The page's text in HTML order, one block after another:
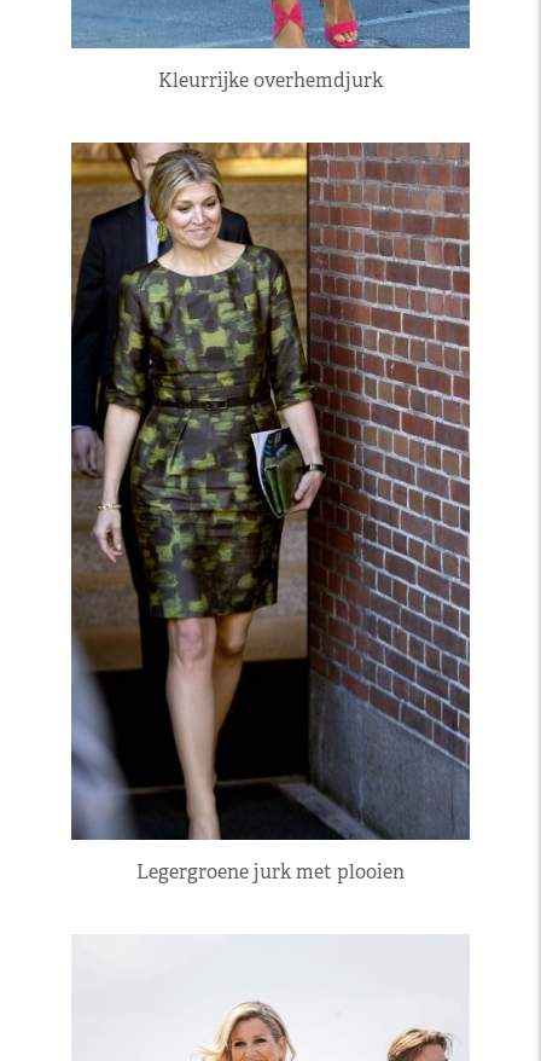
Kleurrijke overhemdjurk
Legergroene jurk met plooien